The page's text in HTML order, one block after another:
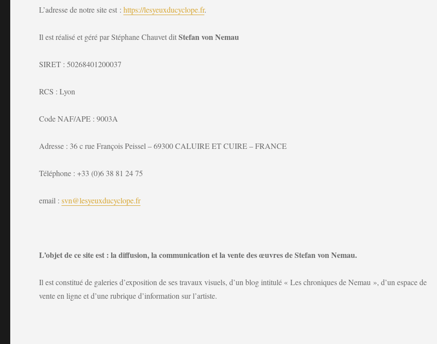
L’adresse de notre site est :https://lesyeuxducyclope.fr.
Il est réalisé et géré par Stéphane Chauvet ditStefan von Nemau
SIRET :50268401200037
RCS : Lyon
Code NAF/APE : 9003A
Adresse : 36 c rue François Peissel – 69300 CALUIRE ET CUIRE – FRANCE
Téléphone : +33 (0)6 38 81 24 75
email :svn@lesyeuxducyclope.fr
L’objet de ce site est : la diffusion, la communication et la vente des œuvres de Stefan von Nemau.
Il est constitué de galeries d’exposition de ses travaux visuels, d’un blog intitulé « Les chroniques de Nemau », d’un espace de
vente en ligne et d’une rubrique d’information sur l’artiste.